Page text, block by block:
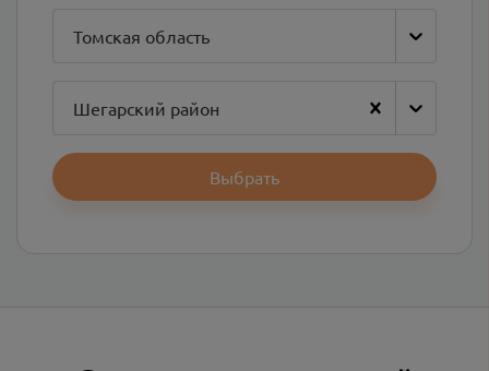
Томская область
Шегарский район
Выбрать